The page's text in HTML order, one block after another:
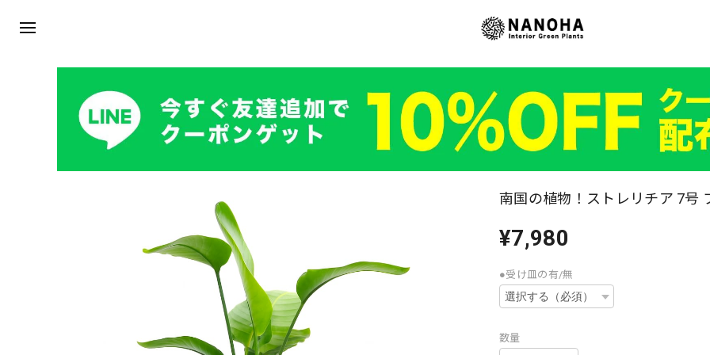
南国の植物！ストレリチア 7号
¥7,980
●受け皿の有/無
数量